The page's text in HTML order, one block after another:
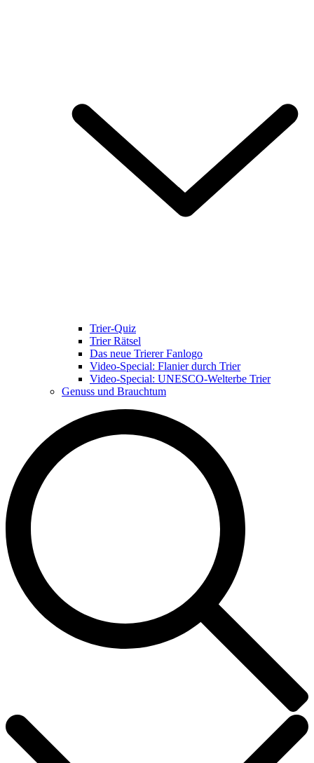
Trier-Quiz
Trier Rätsel
Das neue Trierer Fanlogo
Video-Special: Flanier durch Trier
Video-Special: UNESCO-Welterbe Trier
Genuss und Brauchtum